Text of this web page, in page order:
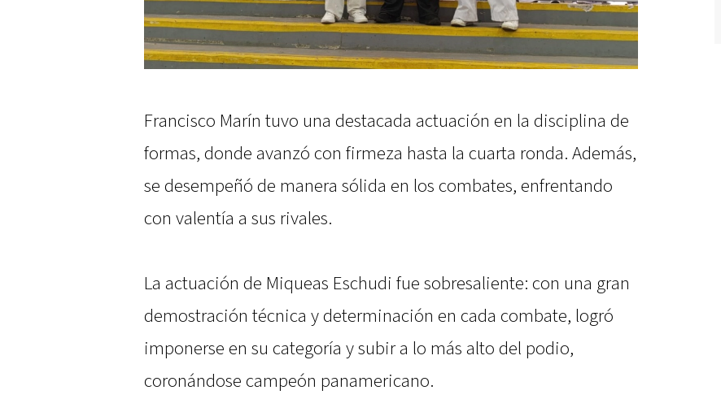
Francisco Marín tuvo una destacada actuación en la disciplina de
formas, donde avanzó con firmeza hasta la cuarta ronda. Además,
se desempeñó de manera sólida en los combates, enfrentando
con valentía a sus rivales.
La actuación de Miqueas Eschudi fue sobresaliente: con una gran
demostración técnica y determinación en cada combate, logró
imponerse en su categoría y subir a lo más alto del podio,
coronándose campeón panamericano.